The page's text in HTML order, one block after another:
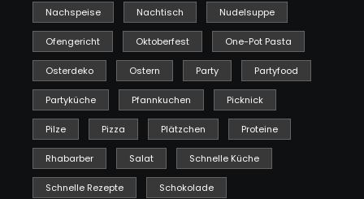
Nachspeise Nachtisch Nudelsuppe
Ofengericht Oktoberfest One-Pot Pasta
Osterdeko Ostern Party Partyfood
Partyküche Pfannkuchen Picknick
Pilze Pizza Plätzchen Proteine
Rhabarber Salat Schnelle Küche
Schnelle Rezepte Schokolade